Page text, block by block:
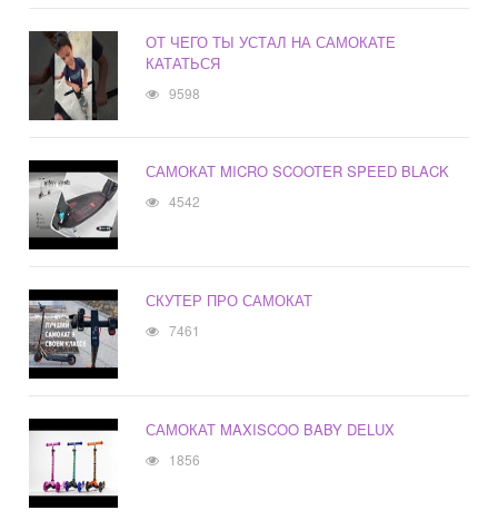
ОТ ЧЕГО ТЫ УСТАЛ НА САМОКАТЕ
КАТАТЬСЯ
9598
САМОКАТ MICRO SCOOTER SPEED BLACK
4542
СКУТЕР ПРО САМОКАТ
7461
САМОКАТ MAXISCOO BABY DELUX
1856